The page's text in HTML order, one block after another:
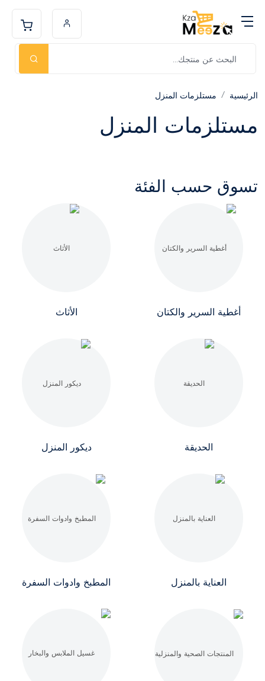
الرئيسية مستلزمات المنزل
مستلزمات المنزل
تسوق حسب الفئة
أغطية السرير والكتان الأثاث
الحديقة ديكور المنزل
العناية بالمنزل المطبخ وادوات السفرة